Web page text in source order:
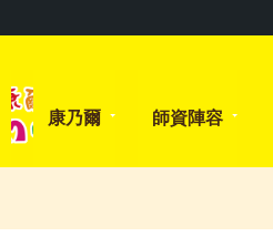
康乃爾 師資陣容